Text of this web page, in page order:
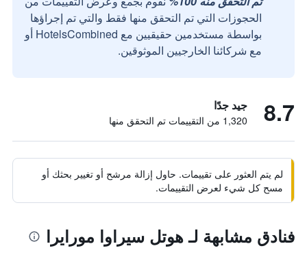
الحجوزات التي تم التحقق منها فقط والتي تم إجراؤها
بواسطة مستخدمين حقيقيين مع HotelsCombined أو
مع شركائنا الخارجيين الموثوقين.
8.7 جيد جدًا
1,320 من التقييمات تم التحقق منها
لم يتم العثور على تقييمات. حاول إزالة مرشح أو تغيير بحثك أو
مسح كل شيء لعرض التقييمات.
فنادق مشابهة لـ هوتل سيراوا مورايرا